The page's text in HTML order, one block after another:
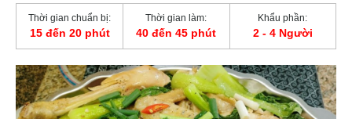
Thời gian chuẩn bị:
15 đến 20 phút
Thời gian làm:
40 đến 45 phút
Khẩu phần:
2 - 4 Người